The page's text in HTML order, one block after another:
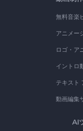
無料音楽
アニメー
ロゴ・ア
イントロ
テキスト
動画編集
AI